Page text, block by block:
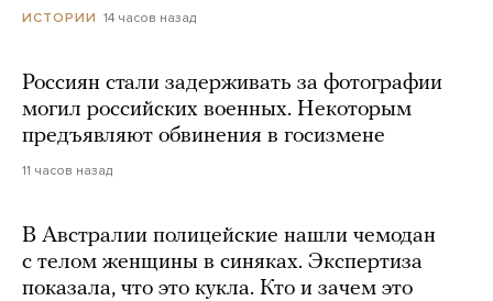
ИСТОРИИ 14 часов назад
Россиян стали задерживать за фотографии
могил российских военных. Некоторым
предъявляют обвинения в госизмене
11 часов назад
В Австралии полицейские нашли чемодан
с телом женщины в синяках. Экспертиза
показала, что это кукла. Кто и зачем это